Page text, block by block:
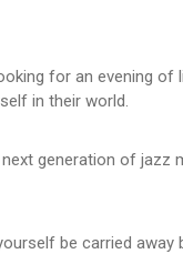
for an evening of
in their world.
generation of jazz
be carried